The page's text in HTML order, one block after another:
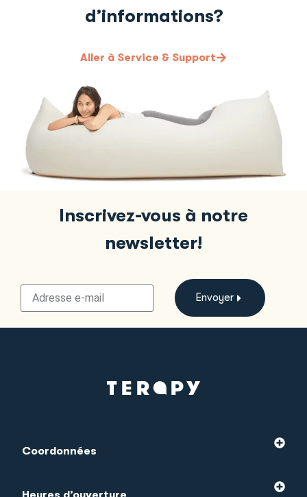
d’informations?
Aller à Service & Support
Inscrivez-vous à notre
newsletter!
Envoyer
Coordonnées